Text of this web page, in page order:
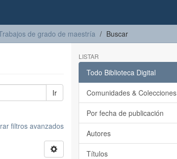
de grado de maestría Buscar
Ir
filtros avanzados
LISTAR
Todo Biblioteca Digital
Comunidades & Colecciones
Por fecha de publicación
Autores
Títulos